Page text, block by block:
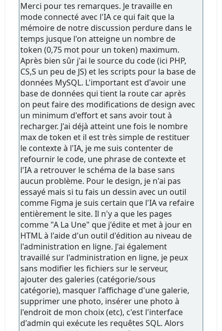
Merci pour tes remarques. Je travaille en
mode connecté avec l'IA ce qui fait que la
mémoire de notre discussion perdure dans le
temps jusque l'on atteigne un nombre de
token (0,75 mot pour un token) maximum.
Après bien sûr j'ai le source du code (ici PHP,
CS,S un peu de JS) et les scripts pour la base de
données MySQL. L'important est d'avoir une
base de données qui tient la route car après
on peut faire des modifications de design avec
un minimum d'effort et sans avoir tout à
recharger. J'ai déjà atteint une fois le nombre
max de token et il est très simple de restituer
le contexte à l'IA, je me suis contenter de
refournir le code, une phrase de contexte et
l'IA a retrouver le schéma de la base sans
aucun problème. Pour le design, je n'ai pas
essayé mais si tu fais un dessin avec un outil
comme Figma je suis certain que l'IA va refaire
entièrement le site. Il n'y a que les pages
comme "A La Une" que j'édite et met à jour en
HTML à l'aide d'un outil d'édition au niveau de
l'administration en ligne. J'ai également
travaillé sur l'administration en ligne, je peux
sans modifier les fichiers sur le serveur,
ajouter des galeries (catégorie/sous
catégorie), masquer l'affichage d'une galerie,
supprimer une photo, insérer une photo à
l'endroit de mon choix (etc), c'est l'interface
d'admin qui exécute les requêtes SQL. Alors